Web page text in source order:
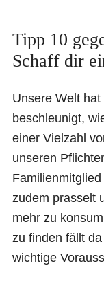
Tipp 10
Schaff dir
Unsere Welt
beschleunigt,
einer Vielzahl
unseren
zudem prasselt
mehr zu
zu finden fällt
wichtige